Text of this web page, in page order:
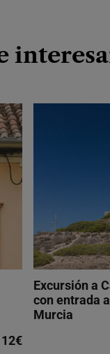
12€
Excursión a
con entrada
Murcia